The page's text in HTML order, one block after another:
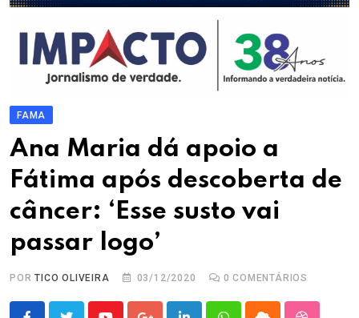
FAMA
Ana Maria dá apoio a
Fátima após descoberta de
câncer: ‘Esse susto vai
passar logo’
PORTICO OLIVEIRA 03/12/2020 0 COMENTÁRIOS